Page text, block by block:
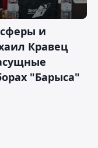
и
Кравец
"Барыса"